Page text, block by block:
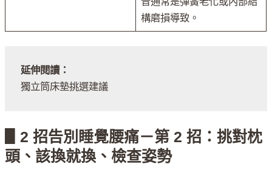
構磨損導致。
延伸閱讀：
獨立筒床墊挑選建議
▋2 招告別睡覺腰痛－第 2 招：挑對枕
頭、該換就換、檢查姿勢